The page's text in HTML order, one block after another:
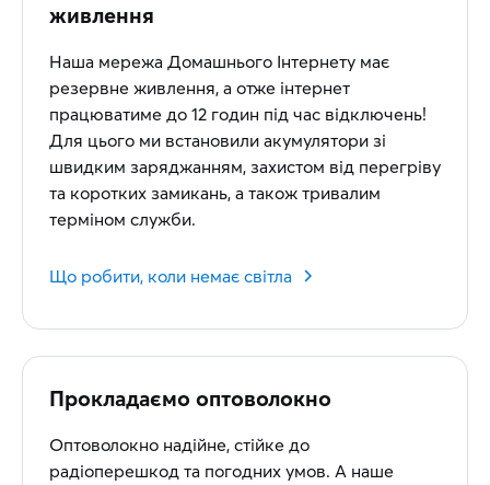
живлення
Наша мережа Домашнього Інтернету має
резервне живлення, а отже інтернет
працюватиме до 12 годин під час відключень!
Для цього ми встановили акумулятори зі
швидким заряджанням, захистом від перегріву
та коротких замикань, а також тривалим
терміном служби.
Що робити, коли немає світла
Прокладаємо оптоволокно
Оптоволокно надійне, стійке до
радіоперешкод та погодних умов. А наше